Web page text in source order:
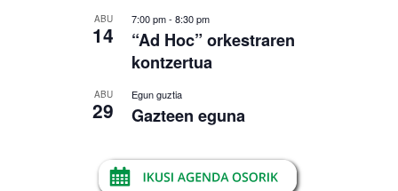
ABU
14
7:00 pm- 8:30 pm
“Ad Hoc” orkestraren
kontzertua
ABU
29
Egun guztia
Gazteen eguna